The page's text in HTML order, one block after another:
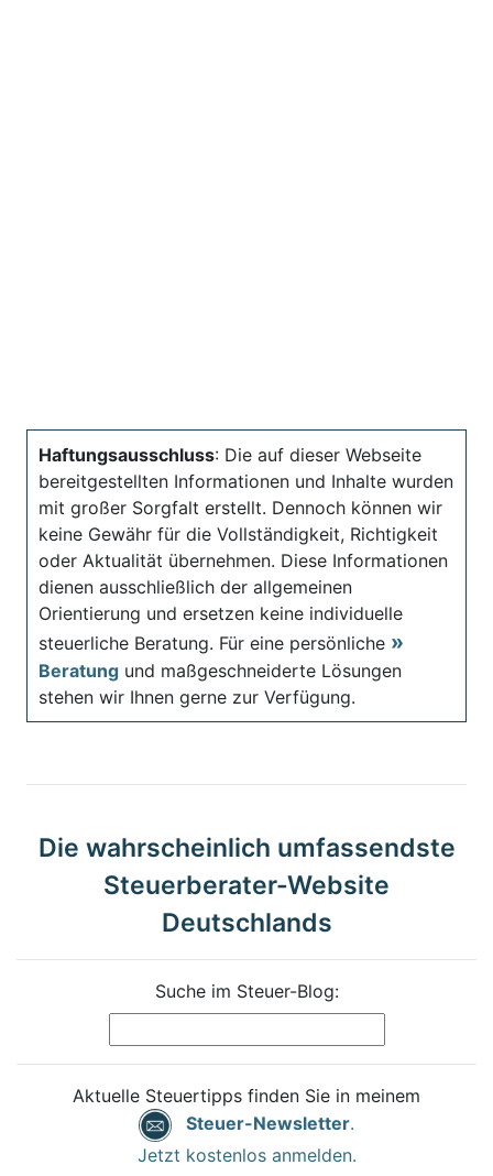
Haftungsausschluss: Die auf dieser Webseite
bereitgestellten Informationen und Inhalte wurden
mit großer Sorgfalt erstellt. Dennoch können wir
keine Gewähr für die Vollständigkeit, Richtigkeit
oder Aktualität übernehmen. Diese Informationen
dienen ausschließlich der allgemeinen
Orientierung und ersetzen keine individuelle
steuerliche Beratung. Für eine persönliche
Beratung und maßgeschneiderte Lösungen
stehen wir Ihnen gerne zur Verfügung.
Die wahrscheinlich umfassendste
Steuerberater-Website
Deutschlands
Suche im Steuer-Blog:
Aktuelle Steuertipps finden Sie in meinem
Steuer-Newsletter.
Jetzt kostenlos anmelden.